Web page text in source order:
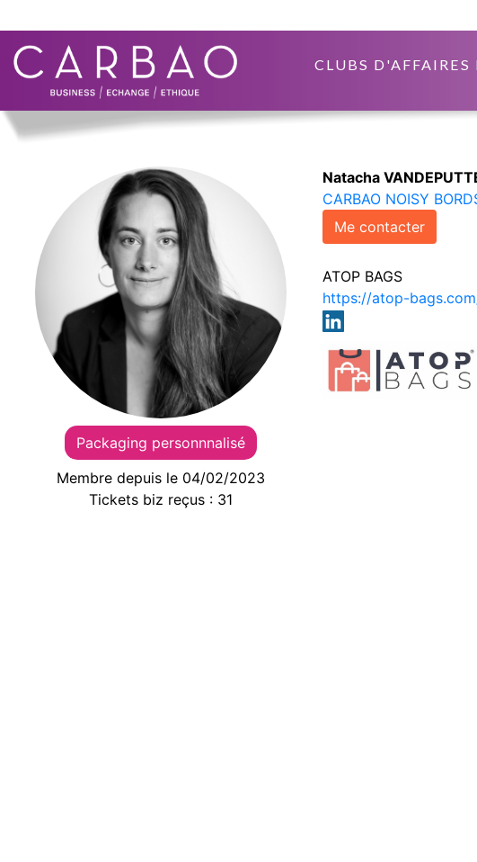
CLUBS
Packaging personnnalisé
Membre depuis le 04/02/2023
Tickets biz reçus : 31
Natacha
CARBAO NOISY
Me contacter
ATOP BAGS
https://atop-